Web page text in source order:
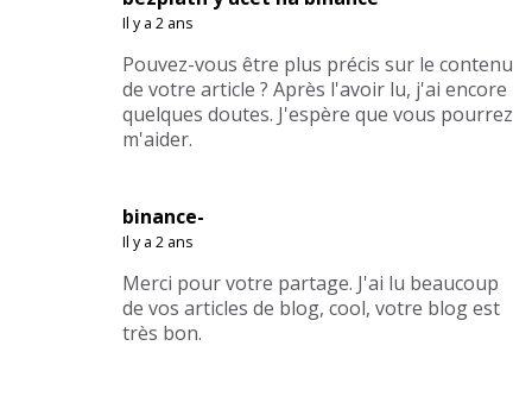
Il y a 2 ans
Pouvez-vous être plus précis sur le contenu
de votre article ? Après l'avoir lu, j'ai encore
quelques doutes. J'espère que vous pourrez
m'aider.
binance-
Il y a 2 ans
Merci pour votre partage. J'ai lu beaucoup
de vos articles de blog, cool, votre blog est
très bon.